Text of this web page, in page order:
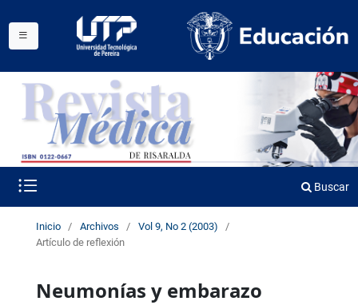
Buscar
Inicio / Archivos / Vol 9, No 2 (2003)
/
Artículo de reflexión
Neumonías y embarazo